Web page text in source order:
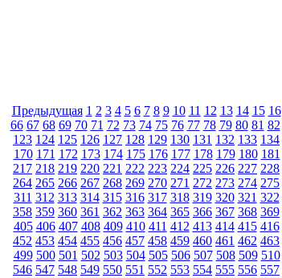
Предыдущая 1 2 3 4 5 6 7 8 9 10 11 12 13 14 15 16
66 67 68 69 70 71 72 73 74 75 76 77 78 79 80 81 82
123 124 125 126 127 128 129 130 131 132 133 134
170 171 172 173 174 175 176 177 178 179 180 181
217 218 219 220 221 222 223 224 225 226 227 228
264 265 266 267 268 269 270 271 272 273 274 275
311 312 313 314 315 316 317 318 319 320 321 322
358 359 360 361 362 363 364 365 366 367 368 369
405 406 407 408 409 410 411 412 413 414 415 416
452 453 454 455 456 457 458 459 460 461 462 463
499 500 501 502 503 504 505 506 507 508 509 510
546 547 548 549 550 551 552 553 554 555 556 557